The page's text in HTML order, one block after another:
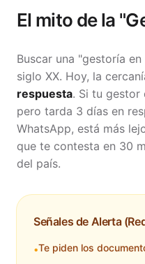
El mito de la
Buscar una "gestoría
siglo XX. Hoy, la
respuesta. Si tu gestor
pero tarda 3 días en
WhatsApp, está más
que te contesta en 30
del país.
Señales de Alerta
•Te piden los